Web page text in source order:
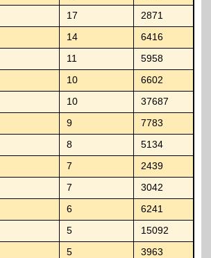
17 2871
14 6416
11 5958
10 6602
10 37687
9 7783
8 5134
7 2439
7 3042
6 6241
5 15092
5 3963